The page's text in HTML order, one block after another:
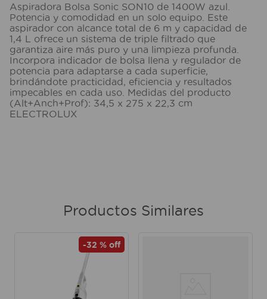
Aspiradora Bolsa Sonic SON10 de 1400W azul.
Potencia y comodidad en un solo equipo. Este
aspirador con alcance total de 6 m y capacidad de
1,4 L ofrece un sistema de triple filtrado que
garantiza aire más puro y una limpieza profunda.
Incorpora indicador de bolsa llena y regulador de
potencia para adaptarse a cada superficie,
brindándote practicidad, eficiencia y resultados
impecables en cada uso. Medidas del producto
(Alt+Anch+Prof): 34,5 x 275 x 22,3 cm
ELECTROLUX
Productos Similares
-32 % off